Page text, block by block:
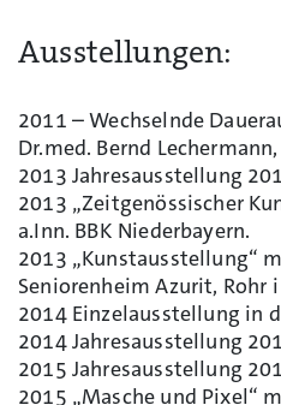
Ausstellungen:
2011 – Wechselnde
Dr.med. Bernd
2013 Jahresausstellung
2013 „Zeitgenössischer
a.Inn. BBK Niederbayern.
2013 „Kunstausstellung“
Seniorenheim Azurit, Rohr i
2014 Einzelausstellung in
2014 Jahresausstellung
2015 Jahresausstellung
2015 „Masche und Pixel“